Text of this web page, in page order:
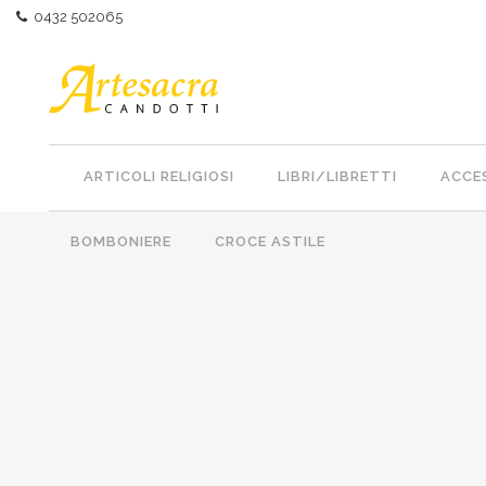
0432 502065
ARTICOLI RELIGIOSI LIBRI/LIBRETTI
BOMBONIERE CROCE ASTILE